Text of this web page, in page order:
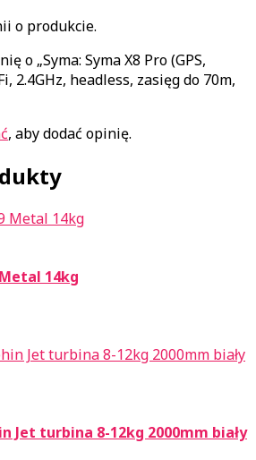
o produkcie.
o „Syma: Syma X8 Pro (GPS,
2.4GHz, headless, zasięg do 70m,
, aby dodać opinię.
14kg
Jet turbina 8-12kg 2000mm biały